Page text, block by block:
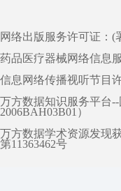
网络出版服务许可证：(
药品医疗器械网络信息
信息网络传播视听节目
万方数据知识服务平台
2006BAH03B01）
万方数据学术资源发现
第11363462号